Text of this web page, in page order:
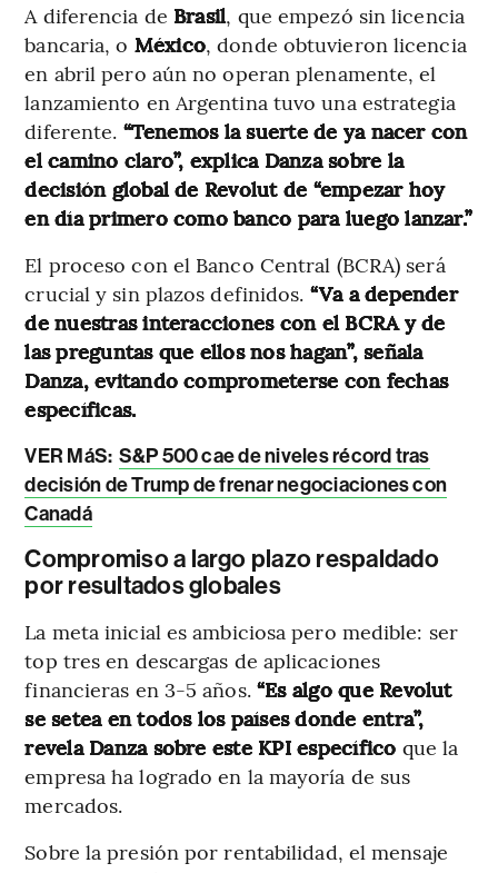
A diferencia de Brasil, que empezó sin licencia
bancaria, o México, donde obtuvieron licencia
en abril pero aún no operan plenamente, el
lanzamiento en Argentina tuvo una estrategia
diferente. “Tenemos la suerte de ya nacer con
el camino claro”, explica Danza sobre la
decisión global de Revolut de “empezar hoy
en día primero como banco para luego lanzar.”
El proceso con el Banco Central (BCRA) será
crucial y sin plazos definidos. “Va a depender
de nuestras interacciones con el BCRA y de
las preguntas que ellos nos hagan”, señala
Danza, evitando comprometerse con fechas
específicas.
VER MáS: S&P 500 cae de niveles récord tras
decisión de Trump de frenar negociaciones con
Canadá
Compromiso a largo plazo respaldado
por resultados globales
La meta inicial es ambiciosa pero medible: ser
top tres en descargas de aplicaciones
financieras en 3-5 años. “Es algo que Revolut
se setea en todos los países donde entra”,
revela Danza sobre este KPI específico que la
empresa ha logrado en la mayoría de sus
mercados.
Sobre la presión por rentabilidad, el mensaje